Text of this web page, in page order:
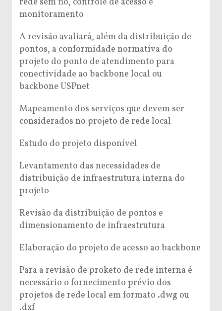
monitoramento
A revisão avaliará, além da distribuição de
pontos, a conformidade normativa do
projeto do ponto de atendimento para
conectividade ao backbone local ou
backbone USPnet
Mapeamento dos serviços que devem ser
considerados no projeto de rede local
Estudo do projeto disponível
Levantamento das necessidades de
distribuição de infraestrutura interna do
projeto
Revisão da distribuição de pontos e
dimensionamento de infraestrutura
Elaboração do projeto de acesso ao backbone
Para a revisão de proketo de rede interna é
necessário o fornecimento prévio dos
projetos de rede local em formato .dwg ou
.dxf